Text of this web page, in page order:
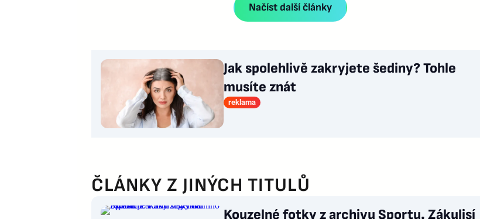
Načíst další články
Jak spolehlivě zakryjete šediny? Tohle
musíte znát
reklama
ČLÁNKY Z JINÝCH TITULŮ
Kouzelné fotky z archivu Sportu. Zákulisí